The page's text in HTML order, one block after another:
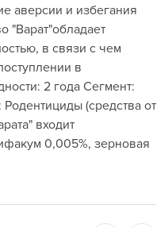
аверсии и избегания
"Варат"обладает
в связи с чем
в
2 года Сегмент:
(средства от
входит
0,005%, зерновая